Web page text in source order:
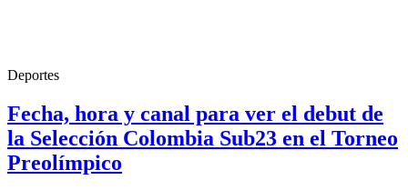
Deportes
Fecha, hora y canal para ver el debut de
la Selección Colombia Sub23 en el Torneo
Preolímpico